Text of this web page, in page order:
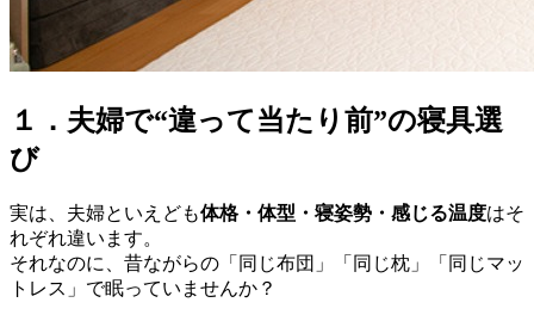
１．夫婦で“違って当たり前”の寝具選
び
実は、夫婦といえども体格・体型・寝姿勢・感じる温度はそ
れぞれ違います。
それなのに、昔ながらの「同じ布団」「同じ枕」「同じマッ
トレス」で眠っていませんか？